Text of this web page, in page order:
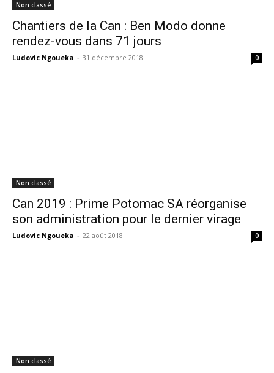
Non classé
Chantiers de la Can : Ben Modo donne
rendez-vous dans 71 jours
Ludovic Ngoueka - 31 décembre 2018 0
Non classé
Can 2019 : Prime Potomac SA réorganise
son administration pour le dernier virage
Ludovic Ngoueka - 22 août 2018 0
Non classé